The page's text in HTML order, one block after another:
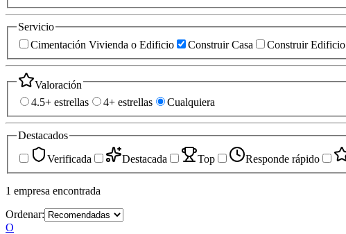
Servicio
Cimentación Vivienda o Edificio
Construir Casa Construir Edificio
Valoración
4.5+ estrellas
4+ estrellas Cualquiera
Destacados
Verificada
Destacada Top Responde rápido
1 empresa encontrada
Ordenar:
O